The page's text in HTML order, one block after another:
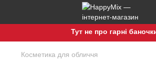
Тут не про гарні баночки, а
Косметика для обличчя